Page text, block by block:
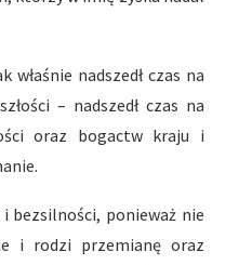
nadszedł czas na
– nadszedł czas na
oraz bogactw kraju i
bezsilności, ponieważ nie
i rodzi przemianę oraz